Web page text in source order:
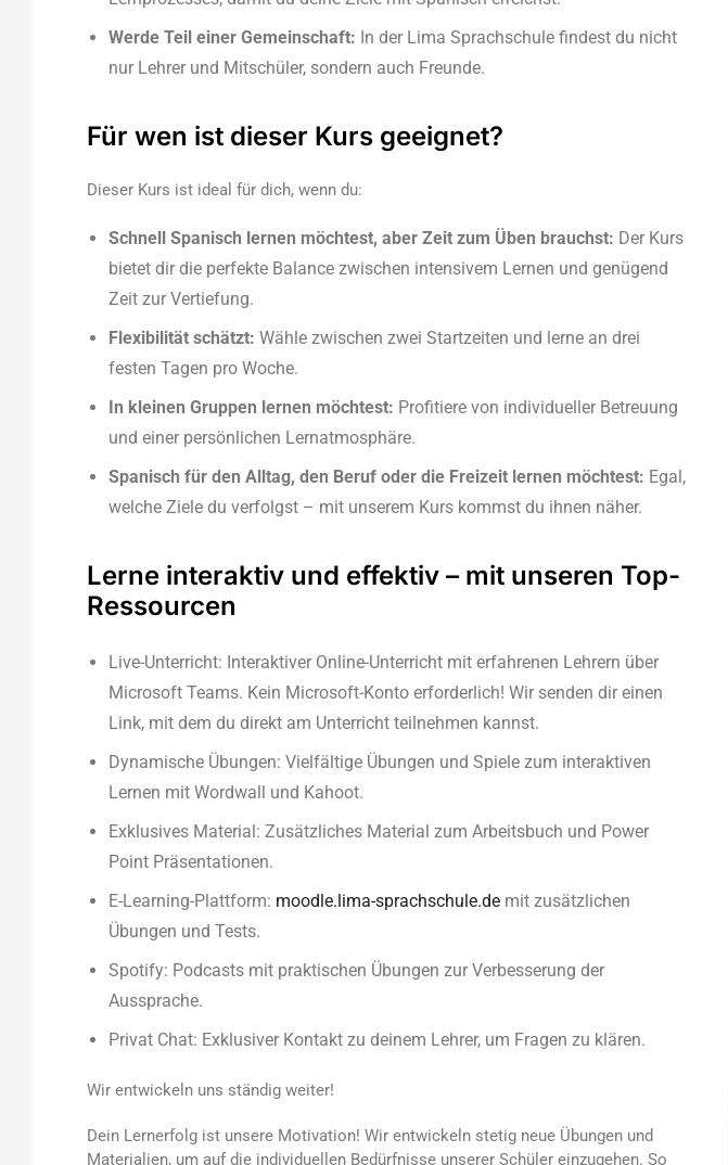
Werde Teil einer Gemeinschaft: In der Lima Sprachschule findest du nicht
nur Lehrer und Mitschüler, sondern auch Freunde.
Für wen ist dieser Kurs geeignet?
Dieser Kurs ist ideal für dich, wenn du:
Schnell Spanisch lernen möchtest, aber Zeit zum Üben brauchst: Der Kurs
bietet dir die perfekte Balance zwischen intensivem Lernen und genügend
Zeit zur Vertiefung.
Flexibilität schätzt: Wähle zwischen zwei Startzeiten und lerne an drei
festen Tagen pro Woche.
In kleinen Gruppen lernen möchtest: Profitiere von individueller Betreuung
und einer persönlichen Lernatmosphäre.
Spanisch für den Alltag, den Beruf oder die Freizeit lernen möchtest: Egal,
welche Ziele du verfolgst – mit unserem Kurs kommst du ihnen näher.
Lerne interaktiv und effektiv – mit unseren Top-
Ressourcen
Live-Unterricht: Interaktiver Online-Unterricht mit erfahrenen Lehrern über
Microsoft Teams. Kein Microsoft-Konto erforderlich! Wir senden dir einen
Link, mit dem du direkt am Unterricht teilnehmen kannst.
Dynamische Übungen: Vielfältige Übungen und Spiele zum interaktiven
Lernen mit Wordwall und Kahoot.
Exklusives Material: Zusätzliches Material zum Arbeitsbuch und Power
Point Präsentationen.
E-Learning-Plattform: moodle.lima-sprachschule.de mit zusätzlichen
Übungen und Tests.
Spotify: Podcasts mit praktischen Übungen zur Verbesserung der
Aussprache.
Privat Chat: Exklusiver Kontakt zu deinem Lehrer, um Fragen zu klären.
Wir entwickeln uns ständig weiter!
Dein Lernerfolg ist unsere Motivation! Wir entwickeln stetig neue Übungen und
Materialien, um auf die individuellen Bedürfnisse unserer Schüler einzugehen. So